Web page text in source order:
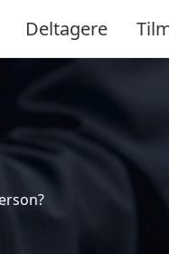
Deltagere